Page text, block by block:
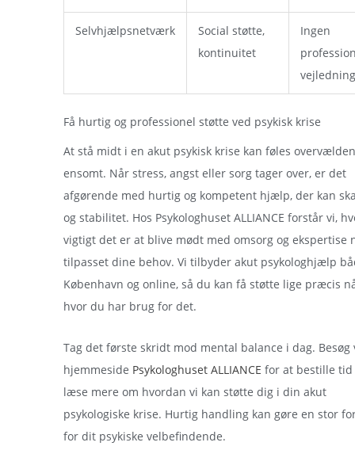
Selvhjælpsnetværk
Social støtte,
kontinuitet
Ingen
vejledning
Få hurtig og professionel støtte ved psykisk krise
At stå midt i en akut psykisk krise kan føles
ensomt. Når stress, angst eller sorg tager over, er det
afgørende med hurtig og kompetent hjælp, der kan
og stabilitet. Hos Psykologhuset ALLIANCE forstår vi,
vigtigt det er at blive mødt med omsorg og ekspertise
tilpasset dine behov. Vi tilbyder akut psykologhjælp
København og online, så du kan få støtte lige præcis
hvor du har brug for det.
Tag det første skridt mod mental balance i dag. Besøg
hjemmeside Psykologhuset ALLIANCE for at bestille
læse mere om hvordan vi kan støtte dig i din akut
psykologiske krise. Hurtig handling kan gøre en stor
for dit psykiske velbefindende.